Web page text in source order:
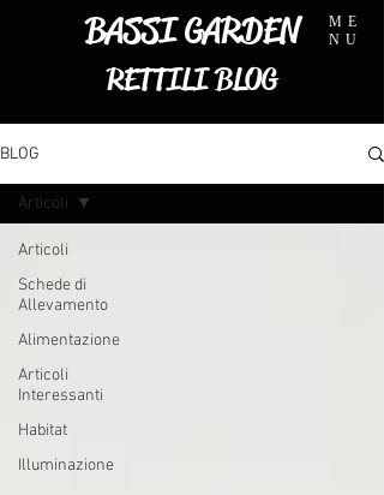
ME
NU
BASSI GARDEN
RETTILI BLOG
BLOG
Articoli
Schede di
Allevamento
Alimentazione
Articoli
Interessanti
Habitat
Illuminazione
Articoli